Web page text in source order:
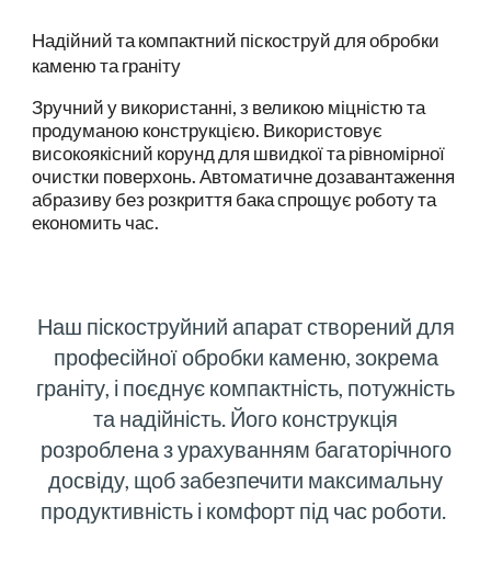
Надійний та компактний піскоструй для обробки
каменю та граніту
Зручний у використанні, з великою міцністю та
продуманою конструкцією. Використовує
високоякісний корунд для швидкої та рівномірної
очистки поверхонь. Автоматичне дозавантаження
абразиву без розкриття бака спрощує роботу та
економить час.
Наш піскоструйний апарат створений для
професійної обробки каменю, зокрема
граніту, і поєднує компактність, потужність
та надійність. Його конструкція
розроблена з урахуванням багаторічного
досвіду, щоб забезпечити максимальну
продуктивність і комфорт під час роботи.